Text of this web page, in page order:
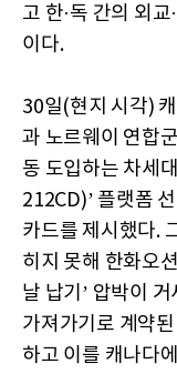
고 한·독 간의 외
이다.
30일(현지 시각)
과 노르웨이 연합
동 도입하는 차세
212CD)’ 플랫폼
카드를 제시했다.
히지 못해 한화오
날 납기’ 압박이
가져가기로 계약
하고 이를 캐나다